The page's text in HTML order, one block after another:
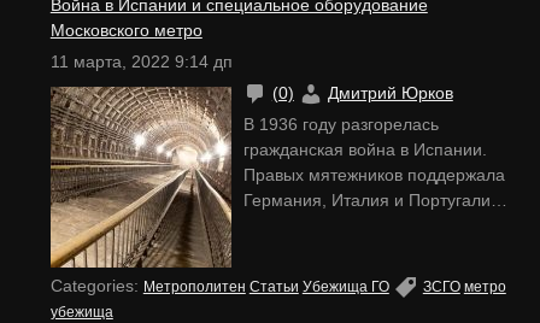
и заканчивая Википедией)
в руки рассекреченные архивные
документы, собранные
историками и…
Война в Испании и специальное оборудование
Московского метро
11 марта, 2022 9:14 дп
(0)
Дмитрий Юрков
В 1936 году разгорелась
гражданская война в Испании.
Правых мятежников поддержала
Германия, Италия и Португалия.
занялся переправкой оружия и
военных специалистов в помощь
Categories: Метрополитен Статьи Убежища ГО ЗСГО метро
убежища